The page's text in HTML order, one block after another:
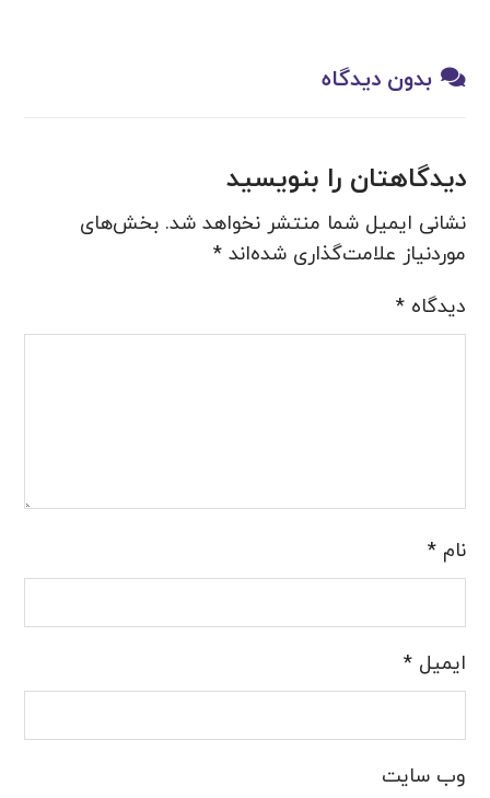
بدون دیدگاه
دیدگاهتان را بنویسید
نشانی ایمیل شما منتشر نخواهد شد. بخش‌های
موردنیاز علامت‌گذاری شده‌اند*
دیدگاه*
نام*
ایمیل*
وب‌ سایت